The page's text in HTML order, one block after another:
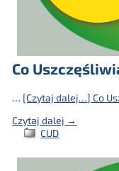
Co
… [Czytaj dalej…] Co
Czytaj dalej →
CUD